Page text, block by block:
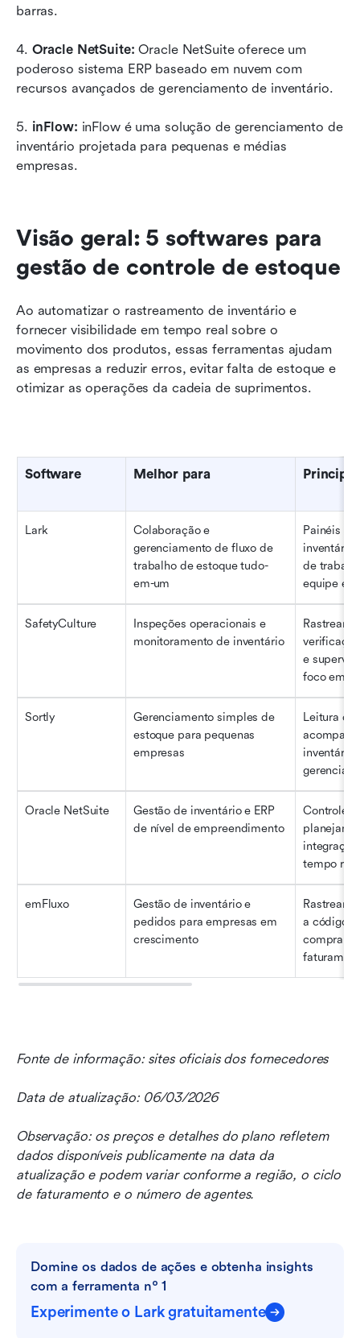
barras.
4. Oracle NetSuite: Oracle NetSuite oferece um
poderoso sistema ERP baseado em nuvem com
recursos avançados de gerenciamento de inventário.
5. inFlow: inFlow é uma solução de gerenciamento de
inventário projetada para pequenas e médias
empresas.
Visão geral: 5 softwares para
gestão de controle de estoque
Ao automatizar o rastreamento de inventário e
fornecer visibilidade em tempo real sobre o
movimento dos produtos, essas ferramentas ajudam
as empresas a reduzir erros, evitar falta de estoque e
otimizar as operações da cadeia de suprimentos.
Software Melhor para
Lark
Colaboração e
gerenciamento de fluxo de
trabalho de estoque tudo-
em-um
Painéis
de
equipe e
SafetyCulture
Inspeções operacionais e
monitoramento de inventário
e
foco em
Sortly
Gerenciamento simples de
estoque para pequenas
empresas
Leitura de
Oracle NetSuite
Gestão de inventário e ERP
de nível de empreendimento
Controle
tempo real
emFluxo
Gestão de inventário e
pedidos para empresas em
crescimento
a código
compra,
Fonte de informação: sites oficiais dos fornecedores
Data de atualização: 06/03/2026
Observação: os preços e detalhes do plano refletem
dados disponíveis publicamente na data da
atualização e podem variar conforme a região, o ciclo
de faturamento e o número de agentes.
Domine os dados de ações e obtenha insights
com a ferramenta nº 1
Experimente o Lark gratuitamente